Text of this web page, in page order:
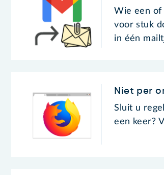
Wie een of
voor stuk
in één
Niet per
Sluit u
een keer?